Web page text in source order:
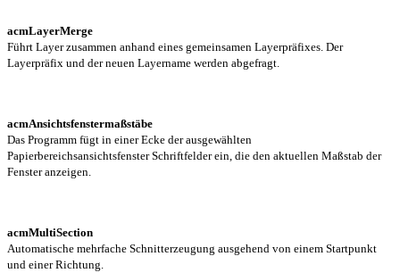
acmLayerMerge
Führt Layer zusammen anhand eines gemeinsamen Layerpräfixes. Der
Layerpräfix und der neuen Layername werden abgefragt.
acmAnsichtsfenstermaßstäbe
Das Programm fügt in einer Ecke der ausgewählten
Papierbereichsansichtsfenster Schriftfelder ein, die den aktuellen Maßstab der
Fenster anzeigen.
acmMultiSection
Automatische mehrfache Schnitterzeugung ausgehend von einem Startpunkt
und einer Richtung.